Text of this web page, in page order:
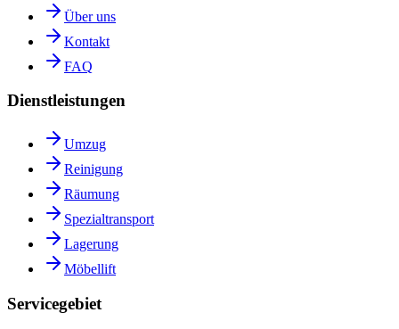
Über uns
Kontakt
FAQ
Dienstleistungen
Umzug
Reinigung
Räumung
Spezialtransport
Lagerung
Möbellift
Servicegebiet